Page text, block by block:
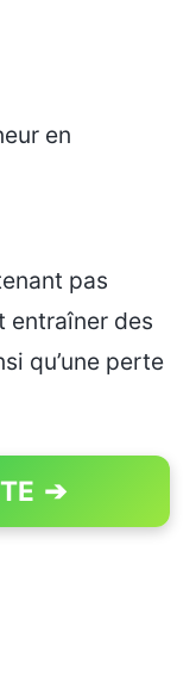
en
pas
entraîner des
qu’une perte
➔
1 OF 4